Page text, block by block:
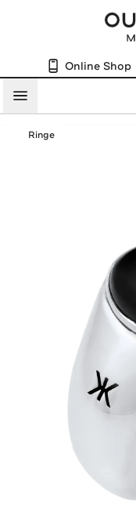
Online Shop
Menü
Ringe